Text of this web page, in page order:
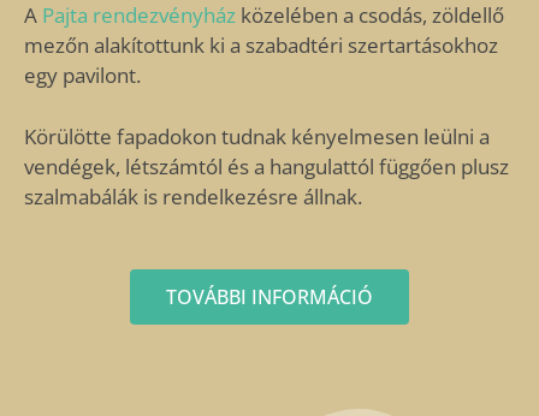
A Pajta rendezvényház közelében a csodás, zöldellő
mezőn alakítottunk ki a szabadtéri szertartásokhoz
egy pavilont.
Körülötte fapadokon tudnak kényelmesen leülni a
vendégek, létszámtól és a hangulattól függően plusz
szalmabálák is rendelkezésre állnak.
TOVÁBBI INFORMÁCIÓ